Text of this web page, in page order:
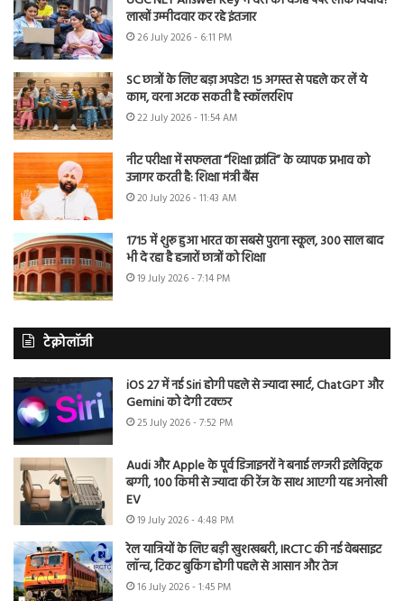
लाखों उम्मीदवार कर रहे इंतजार
26 July 2026 - 6:11 PM
SC छात्रों के लिए बड़ा अपडेट! 15 अगस्त से पहले कर लें ये
काम, वरना अटक सकती है स्कॉलरशिप
22 July 2026 - 11:54 AM
नीट परीक्षा में सफलता “शिक्षा क्रांति” के व्यापक प्रभाव को
उजागर करती है: शिक्षा मंत्री बैंस
20 July 2026 - 11:43 AM
1715 में शुरू हुआ भारत का सबसे पुराना स्कूल, 300 साल बाद
भी दे रहा है हजारों छात्रों को शिक्षा
19 July 2026 - 7:14 PM
टेक्नोलॉजी
iOS 27 में नई Siri होगी पहले से ज्यादा स्मार्ट, ChatGPT और
Gemini को देगी टक्कर
25 July 2026 - 7:52 PM
Audi और Apple के पूर्व डिजाइनरों ने बनाई लग्जरी इलेक्ट्रिक
बग्गी, 100 किमी से ज्यादा की रेंज के साथ आएगी यह अनोखी
EV
19 July 2026 - 4:48 PM
रेल यात्रियों के लिए बड़ी खुशखबरी, IRCTC की नई वेबसाइट
लॉन्च, टिकट बुकिंग होगी पहले से आसान और तेज
16 July 2026 - 1:45 PM